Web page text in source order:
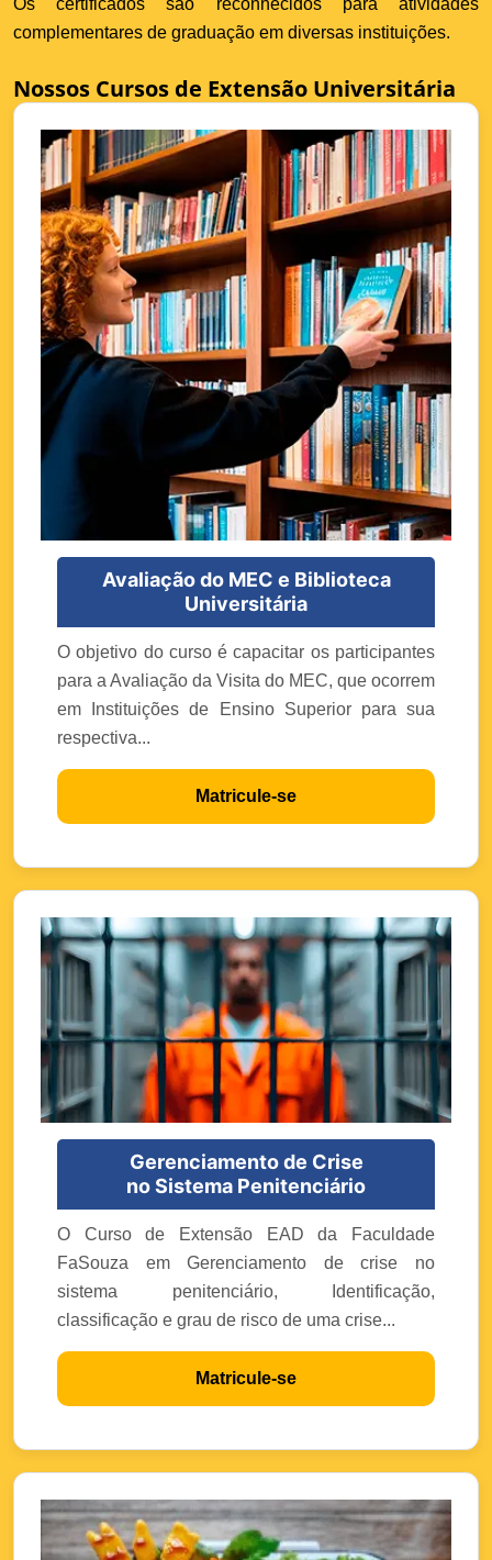
Os certificados são reconhecidos para atividades
complementares de graduação em diversas instituições.
Nossos Cursos de Extensão Universitária
Avaliação do MEC e Biblioteca
Universitária
O objetivo do curso é capacitar os participantes
para a Avaliação da Visita do MEC, que ocorrem
em Instituições de Ensino Superior para sua
respectiva...
Matricule-se
Gerenciamento de Crise
no Sistema Penitenciário
O Curso de Extensão EAD da Faculdade
FaSouza em Gerenciamento de crise no
sistema penitenciário, Identificação,
classificação e grau de risco de uma crise...
Matricule-se